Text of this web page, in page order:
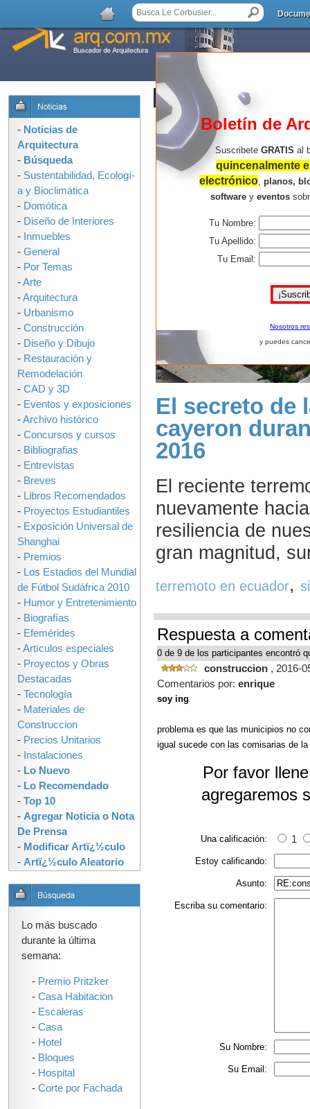
AGREGAR COMENTARIO
El secreto de
cayeron
2016
El reciente
nuevamente
resiliencia de
gran magnitud,
terremoto en ecuador,
Respuesta a
0 de 9 de los participantes encontró
construccion , 2016-
Comentarios por: enrique
soy ing
problema es que las municipios no
igual sucede con las comisarias de
Por favor
agregaremos
Una calificación: 1
Estoy calificando:
Asunto:
Escriba su comentario:
Su Nombre:
Su Email:
Boletín de
Suscribete GRATIS al
quincenalmente
electrónico, planos,
softwarey eventos
Tu Nombre:
Tu Apellido:
Tu Email:
Nosotros
y puedes
- Noticias de
Arquitectura
- Búsqueda
- Sustentabilidad, Ecologí­
a y Bioclimática
- Domótica
- Diseño de Interiores
- Inmuebles
- General
- Por Temas
-Arte
-Arquitectura
- Urbanismo
- Construcción
- Diseño y Dibujo
- Restauración y
Remodelación
- CAD y 3D
- Eventos y exposiciones
-Archivo histórico
- Concursos y cursos
- Bibliografias
- Entrevistas
- Breves
- Libros Recomendados
- Proyectos Estudiantiles
- Exposición Universal de
Shanghai
- Premios
- Los Estadios del Mundial
de Fútbol Sudáfrica 2010
- Humor y Entretenimiento
- Biografías
- Efemérides
-Artículos especiales
- Proyectos y Obras
Destacadas
- Tecnología
- Materiales de
Construccion
- Precios Unitarios
- Instalaciones
- Lo Nuevo
- Lo Recomendado
- Top 10
- Agregar Noticia o Nota
De Prensa
- Modificar Artï¿½culo
- Artï¿½culo Aleatorio
Lo más buscado
durante la última
semana:
- Premio Pritzker
- Casa Habitacion
- Escaleras
- Casa
- Hotel
- Bloques
- Hospital
- Corte por Fachada